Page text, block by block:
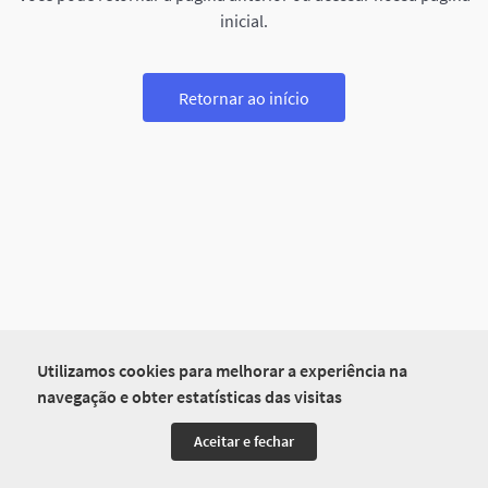
Utilizamos cookies para melhorar a experiência na
navegação e obter estatísticas das visitas
Aceitar e fechar
inicial.
Retornar ao início